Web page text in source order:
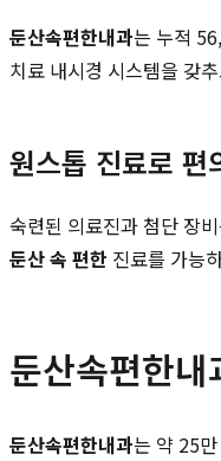
둔산속편한내과는 누적
치료 내시경 시스템을 갖
원스톱 진료로 편
숙련된 의료진과 첨단 장
둔산 속 편한 진료를 가능
둔산속편한
둔산속편한내과는 약 25